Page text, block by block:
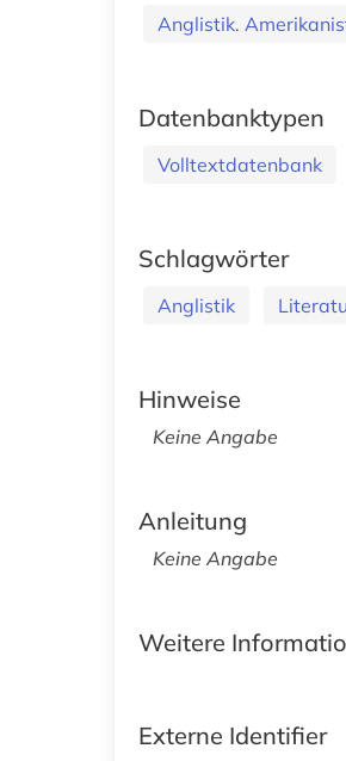
Anglistik.
Datenbanktypen
Volltextdatenbank
Schlagwörter
Anglistik
Hinweise
Keine Angabe
Anleitung
Keine Angabe
Weitere
Externe Identifier